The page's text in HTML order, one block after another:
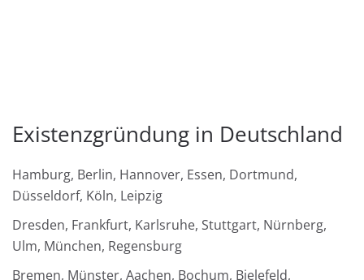
Existenzgründung in Deutschland
Hamburg, Berlin, Hannover, Essen, Dortmund,
Düsseldorf, Köln, Leipzig
Dresden, Frankfurt, Karlsruhe, Stuttgart, Nürnberg,
Ulm, München, Regensburg
Bremen, Münster, Aachen, Bochum, Bielefeld,